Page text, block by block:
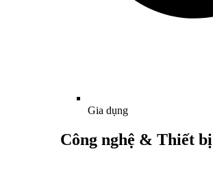
Gia dụng
Công nghệ & Thiết bị